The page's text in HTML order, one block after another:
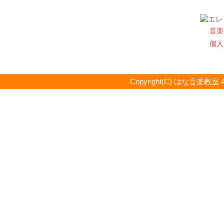
音
個
Copyright(C) はな音楽教室